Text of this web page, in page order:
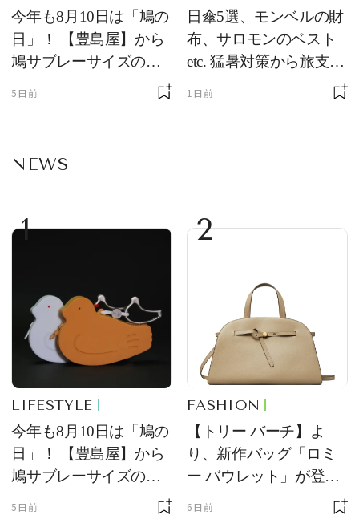
今年も8月10日は「鳩の
日」！ 【豊島屋】から
鳩サブレーサイズのポ
ーチ「はとっこ」を限
5日前
日傘5選、モンベルの財
布、サロモンのベスト
etc. 猛暑対策から旅支度
まで！ ｜今週の人気記
1日前
NEWS
1
LIFESTYLE
今年も8月10日は「鳩の
日」！ 【豊島屋】から
鳩サブレーサイズのポ
ーチ「はとっこ」を限
5日前
2
FASHION
【トリー バーチ】よ
り、新作バッグ「ロミ
ー バウレット」が登
場！ デザイン性と収納
6日前